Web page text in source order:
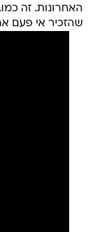
האחרונות. זה
שהזכיר אי פעם